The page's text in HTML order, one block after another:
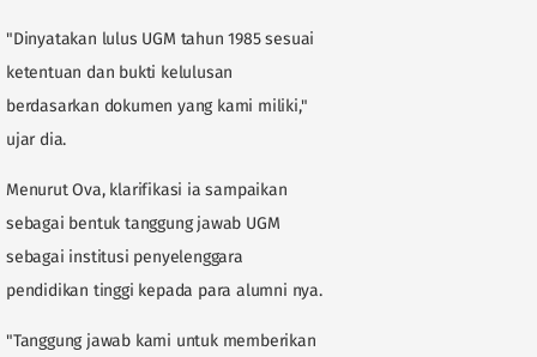
"Dinyatakan lulus UGM tahun 1985 sesuai
ketentuan dan bukti kelulusan
berdasarkan dokumen yang kami miliki,"
ujar dia.
Menurut Ova, klarifikasi ia sampaikan
sebagai bentuk tanggung jawab UGM
sebagai institusi penyelenggara
pendidikan tinggi kepada para alumni nya.
"Tanggung jawab kami untuk memberikan